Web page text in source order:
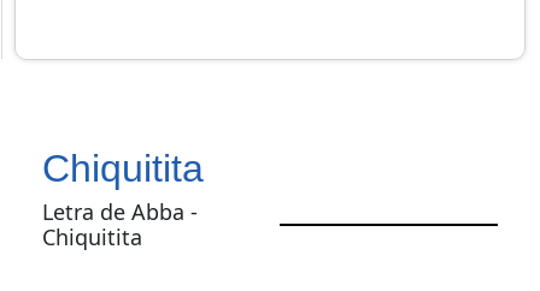
Chiquitita
Letra de Abba -
Chiquitita